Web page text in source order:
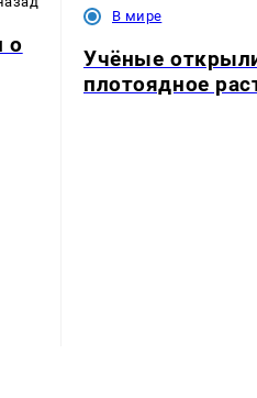
о
В мире
Учёные
плотоядное